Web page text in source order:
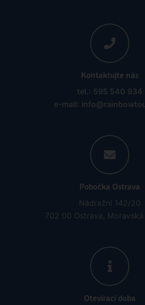
Kontaktujte nás
tel.: 595 540 934
e-mail:
Pobočka Ostrava
Nádražní 142/20
702 00 Ostrava,
Otevírací doba